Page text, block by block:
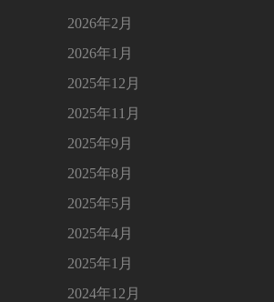
2026年2月
2026年1月
2025年12月
2025年11月
2025年9月
2025年8月
2025年5月
2025年4月
2025年1月
2024年12月